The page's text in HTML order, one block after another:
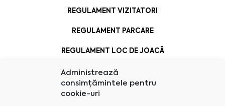
Administrează
consimțămintele pentru
cookie-uri
REGULAMENT VIZITATORI
REGULAMENT PARCARE
REGULAMENT LOC DE JOACĂ